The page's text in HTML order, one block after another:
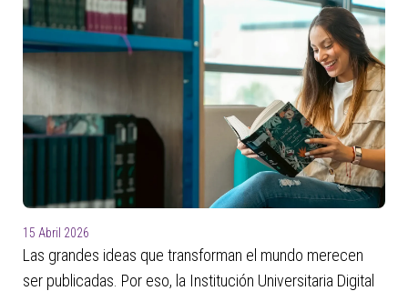
screen
reader
navigate
with
content.
15 Abril 2026
Las grandes ideas que transforman el mundo merecen
ser publicadas. Por eso, la Institución Universitaria Digital